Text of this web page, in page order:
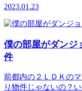
2023.01.23
僕の部屋がダンジ
件
前都内の２ＬＤＫの
り物件じゃないの？